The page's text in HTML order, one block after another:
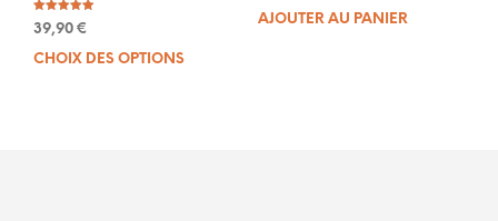
Note
5.00
39,90 €
CHOIX DES OPTIONS
AJOUTER AU PANIER